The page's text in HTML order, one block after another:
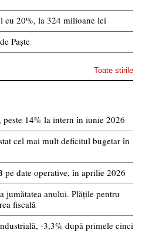
cu 20%, la 324 milioane lei
Paște
Toate stirile
peste 14% la intern în iunie 2026
cel mai mult deficitul bugetar în
date operative, în aprilie 2026
jumătatea anului. Plățile pentru
fiscală
-3,3% după primele cinci